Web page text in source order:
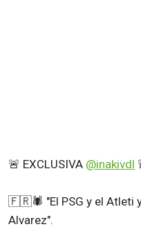
🚨 EXCLUSIVA @inakivdl
🇫🇷🕷️ "El PSG y el Atleti
Alvarez".